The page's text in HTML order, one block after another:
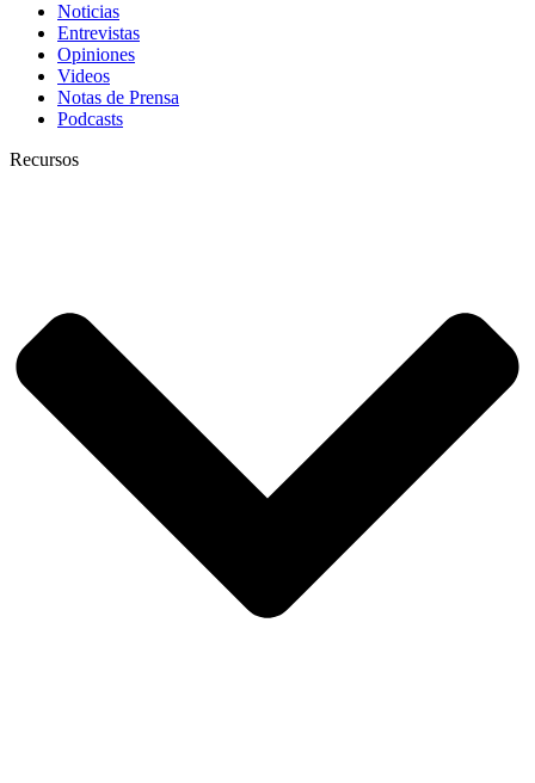
Noticias
Entrevistas
Opiniones
Videos
Notas de Prensa
Podcasts
Recursos